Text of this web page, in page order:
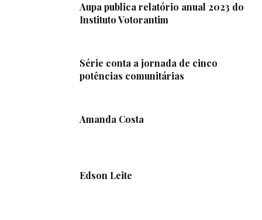
Aupa publica relatório anual 2023 do
Instituto Votorantim
Série conta a jornada de cinco
potências comunitárias
Amanda Costa
Edson Leite